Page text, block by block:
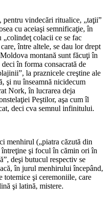
pentru vindecări ritualice, „taţii”
cu aceiaşi semnificaţie, în
colacii ce se fac
între altele, se dau lor drept
montană sunt făcuţi în
în forma consacrată de
la praznicele creştine ale
şi nu înseamnă nicidecum
Nork, în lucrarea deja
Peştilor, aşa cum îl
deci cva semnul infinitului.
menhirul („piatra căzută din
întreţine şi focul în cămin ori în
deşi butucul respectiv se
în jurul menhirului începând,
totemice şi ceremoniile, care
şi latină, mistere.